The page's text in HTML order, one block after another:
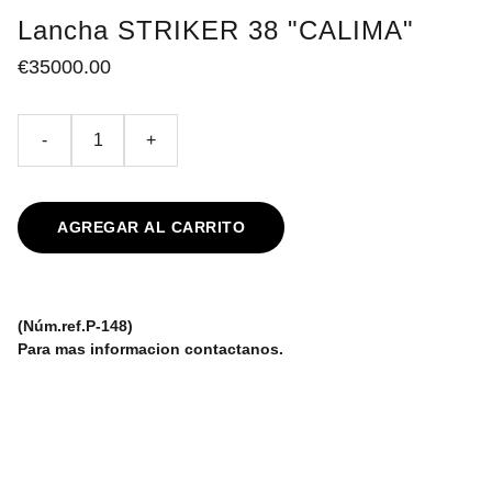
Lancha STRIKER 38 "CALIMA"
€35000.00
- +
AGREGAR AL CARRITO
(Núm.ref.P-148)
Para mas informacion contactanos.